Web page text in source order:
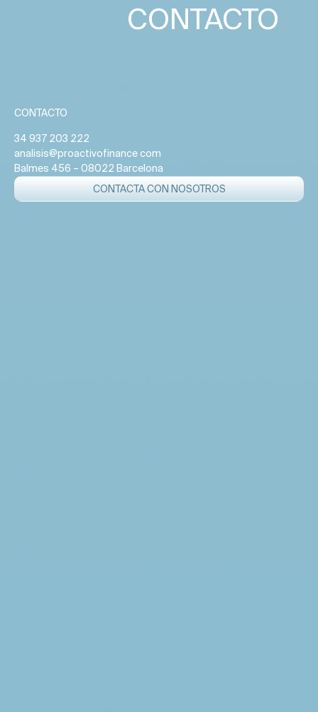
CONTACTO
CONTACTO
34 937 203 222
analisis@proactivofinance com
Balmes 456 – 08022 Barcelona
CONTACTA CON NOSOTROS